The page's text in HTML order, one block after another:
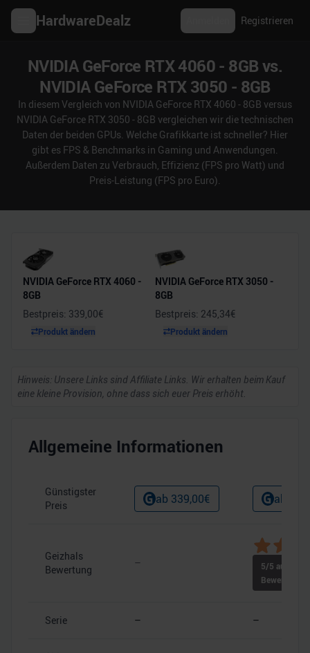
HardwareDealz Registrieren
NVIDIA GeForce RTX 4060 - 8GB vs.
NVIDIA GeForce RTX 3050 - 8GB
In diesem Vergleich von NVIDIA GeForce RTX 4060 - 8GB versus
NVIDIA GeForce RTX 3050 - 8GB vergleichen wir die technischen
Daten der beiden GPUs. Welche Grafikkarte ist schneller? Hier
gibt es FPS & Benchmarks in Gaming und Anwendungen.
Außerdem Daten zu Verbrauch, Effizienz (FPS pro Watt) und
Preis-Leistung (FPS pro Euro).
NVIDIA GeForce RTX 4060 -
8GB
Bestpreis: 339,00€
Produkt ändern
NVIDIA GeForce RTX 3050 -
8GB
Bestpreis: 245,34€
Produkt ändern
Hinweis: Unsere Links sind Affiliate Links. Wir erhalten beim Kauf
eine kleine Provision, ohne dass sich euer Preis erhöht.
Allgemeine Informationen
Günstigster
Preis
ab 339,00€ ab
Geizhals
Bewertung
– 5/5 aus
Bewertungen
Serie – –